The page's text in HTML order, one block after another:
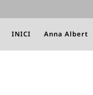
INICI Anna Albert